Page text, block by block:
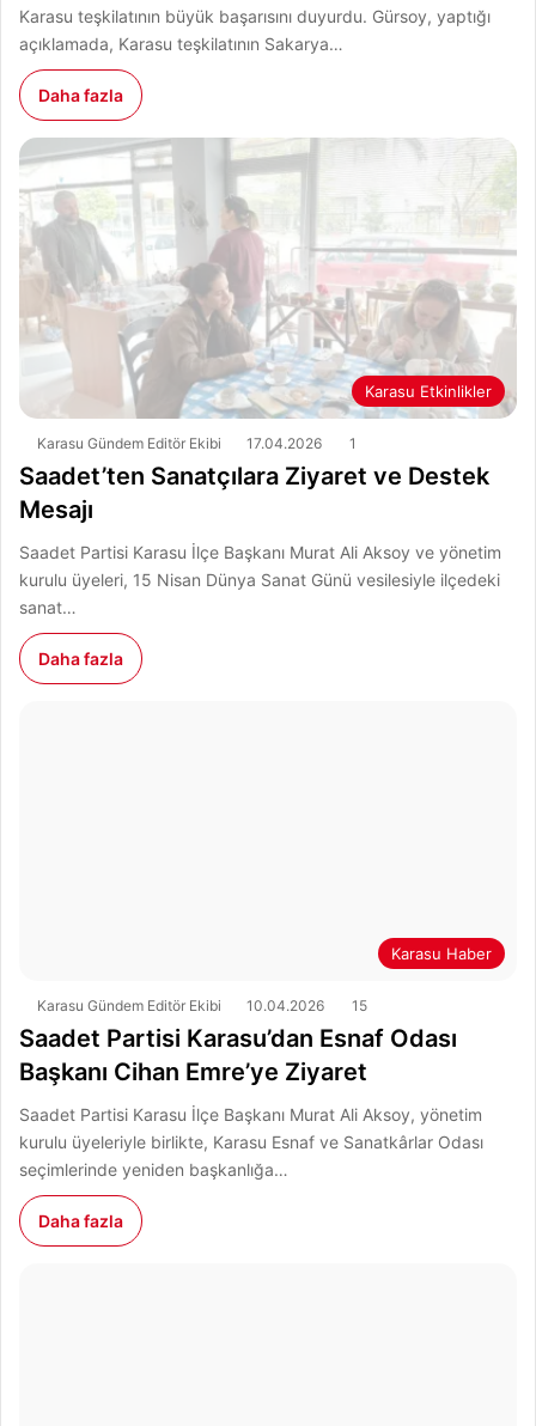
Karasu teşkilatının büyük başarısını duyurdu. Gürsoy, yaptığı
açıklamada, Karasu teşkilatının Sakarya…
Daha fazla
Karasu Etkinlikler
Karasu Gündem Editör Ekibi 17.04.2026 1
Saadet’ten Sanatçılara Ziyaret ve Destek
Mesajı
Saadet Partisi Karasu İlçe Başkanı Murat Ali Aksoy ve yönetim
kurulu üyeleri, 15 Nisan Dünya Sanat Günü vesilesiyle ilçedeki
sanat…
Daha fazla
Karasu Haber
Karasu Gündem Editör Ekibi 10.04.2026 15
Saadet Partisi Karasu’dan Esnaf Odası
Başkanı Cihan Emre’ye Ziyaret
Saadet Partisi Karasu İlçe Başkanı Murat Ali Aksoy, yönetim
kurulu üyeleriyle birlikte, Karasu Esnaf ve Sanatkârlar Odası
seçimlerinde yeniden başkanlığa…
Daha fazla